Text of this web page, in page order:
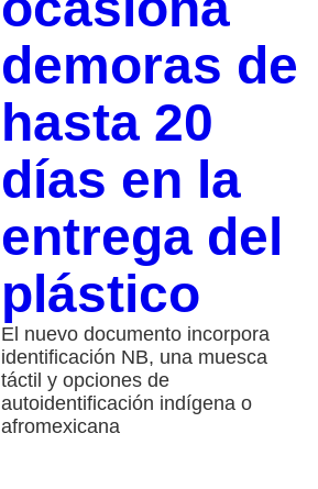
demoras de
hasta 20
días en la
entrega del
plástico
El nuevo documento incorpora
identificación NB, una muesca
táctil y opciones de
autoidentificación indígena o
afromexicana